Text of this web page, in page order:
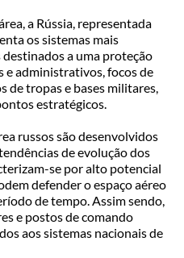
a Rússia, representada
os sistemas mais
destinados a uma proteção
e administrativos, focos de
de tropas e bases militares,
estratégicos.
russos são desenvolvidos
de evolução dos
se por alto potencial
defender o espaço aéreo
de tempo. Assim sendo,
e postos de comando
aos sistemas nacionais de